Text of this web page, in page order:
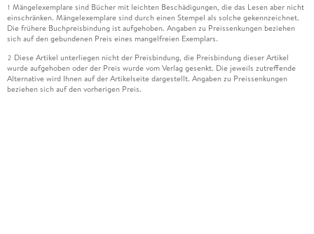
1 Mängelexemplare sind Bücher mit leichten Beschädigungen, die das Lesen aber nicht
einschränken. Mängelexemplare sind durch einen Stempel als solche gekennzeichnet.
Die frühere Buchpreisbindung ist aufgehoben. Angaben zu Preissenkungen beziehen
sich auf den gebundenen Preis eines mangelfreien Exemplars.
2 Diese Artikel unterliegen nicht der Preisbindung, die Preisbindung dieser Artikel
wurde aufgehoben oder der Preis wurde vom Verlag gesenkt. Die jeweils zutreffende
Alternative wird Ihnen auf der Artikelseite dargestellt. Angaben zu Preissenkungen
beziehen sich auf den vorherigen Preis.